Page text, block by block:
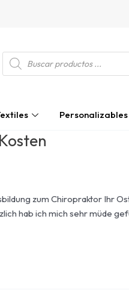
Búsqueda
de
productos
Personalizables
zum Chiropraktor Ihr
hab ich mich sehr müde